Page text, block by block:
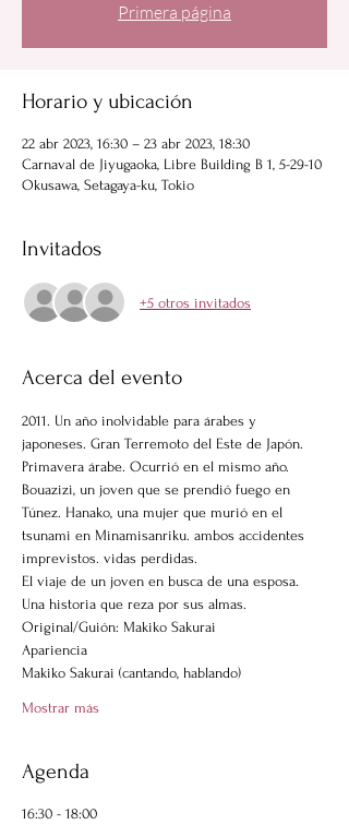
Primera página
Horario y ubicación
22 abr 2023, 16:30 – 23 abr 2023, 18:30
Carnaval de Jiyugaoka, Libre Building B 1, 5-29-10
Okusawa, Setagaya-ku, Tokio
Invitados
+5 otros invitados
Acerca del evento
2011. Un año inolvidable para árabes y
japoneses. Gran Terremoto del Este de Japón.
Primavera árabe. Ocurrió en el mismo año.
Bouazizi, un joven que se prendió fuego en
Túnez. Hanako, una mujer que murió en el
tsunami en Minamisanriku. ambos accidentes
imprevistos. vidas perdidas.
El viaje de un joven en busca de una esposa.
Una historia que reza por sus almas.
Original/Guión: Makiko Sakurai
Apariencia
Makiko Sakurai (cantando, hablando)
Mostrar más
Agenda
16:30 - 18:00